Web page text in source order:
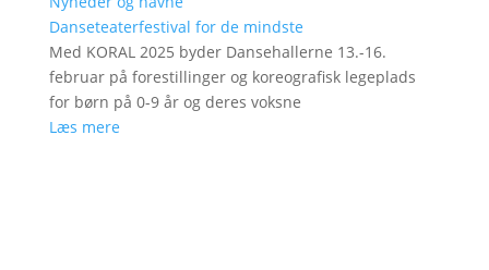
Danseteaterfestival for de mindste
Med KORAL 2025 byder Dansehallerne 13.-16.
februar på forestillinger og koreografisk legeplads
for børn på 0-9 år og deres voksne
Læs mere